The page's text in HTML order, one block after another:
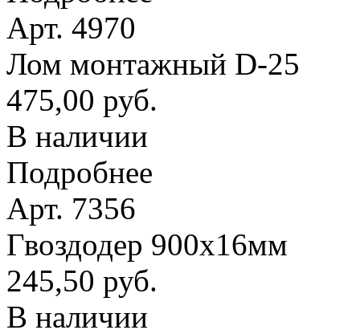
Арт. 4970
Лом монтажный D-25
475,00 руб.
В наличии
Подробнее
Арт. 7356
Гвоздодер 900х16мм
245,50 руб.
В наличии